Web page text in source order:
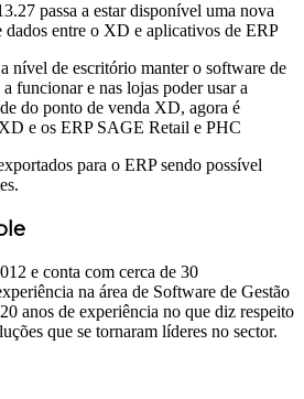
passa a estar disponível uma nova
dados entre o XD e aplicativos de ERP
nível de escritório manter o software de
funcionar e nas lojas poder usar a
do ponto de venda XD, agora é
e os ERP SAGE Retail e PHC
para o ERP sendo possível
e conta com cerca de 30
na área de Software de Gestão
anos de experiência no que diz respeito
que se tornaram líderes no sector.